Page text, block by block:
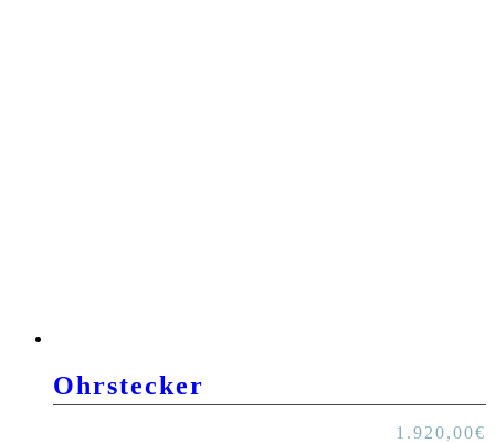
Ohrstecker
1.920,00€